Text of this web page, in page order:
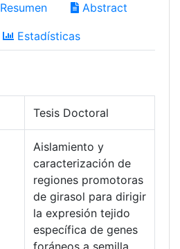
Resumen Abstract
Estadísticas
Tesis Doctoral
Aislamiento y
caracterización de
regiones promotoras
de girasol para dirigir
la expresión tejido
específica de genes